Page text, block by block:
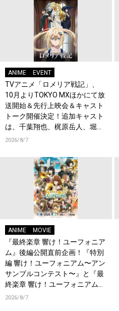
ANIME EVENT
TVアニメ「ロメリア戦記」、
10月よりTOKYO MXほかにて放
送開始＆先行上映会＆キャスト
トーク開催決定！追加キャスト
は、千葉翔也、梶原岳人、堀江
瞬、綿貫竜之介！PV第1弾公
2026/8/7
ANIME MOVIE
『最終楽章 響け！ユーフォニア
ム』後編公開直前企画！『特別
編 響け！ユーフォニアム〜アン
サンブルコンテスト〜』と『最
終楽章 響け！ユーフォニアム』
前編の一挙上映が決定！
2026/8/7